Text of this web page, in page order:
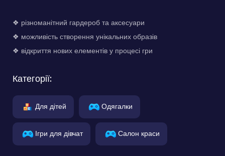
❖ різноманітний гардероб та аксесуари
❖ можливість створення унікальних образів
❖ відкриття нових елементів у процесі гри
Категорії:
Для дітей Одягалки
Ігри для дівчат Салон краси